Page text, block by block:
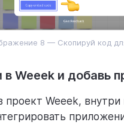
8 — Скопируй код
в Weeek и добавь
проект Weeek, внутри